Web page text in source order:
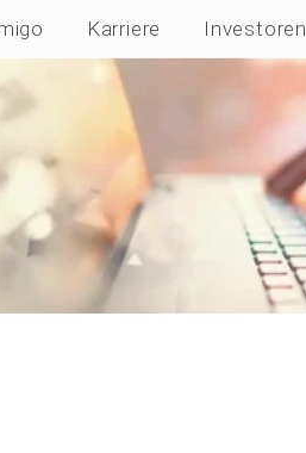
Karriere Investoren